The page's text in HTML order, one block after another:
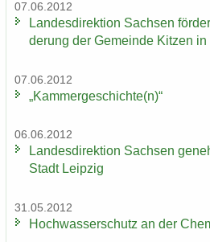
07.06.2012
Lan­des­di­rek­ti­on Sach­sen
de­rung der Ge­mein­de Kit­zen
07.06.2012
„Kam­mer­ge­schich­te(n)“
06.06.2012
Lan­des­di­rek­ti­on Sach­sen
Stadt Leip­zig
31.05.2012
Hoch­was­ser­schutz an der